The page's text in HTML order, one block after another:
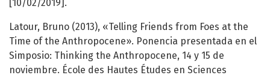
[10/02/2019].
Latour, Bruno (2013), «Telling Friends from Foes at the
Time of the Anthropocene». Ponencia presentada en el
Simposio: Thinking the Anthropocene, 14 y 15 de
noviembre. École des Hautes Études en Sciences